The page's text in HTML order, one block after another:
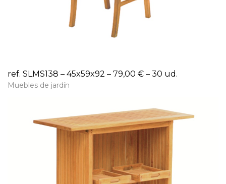
ref. SLMS138 – 45x59x92 – 79,00 € – 30 ud.
Muebles de jardín